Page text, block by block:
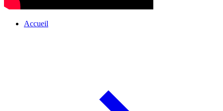
Accueil